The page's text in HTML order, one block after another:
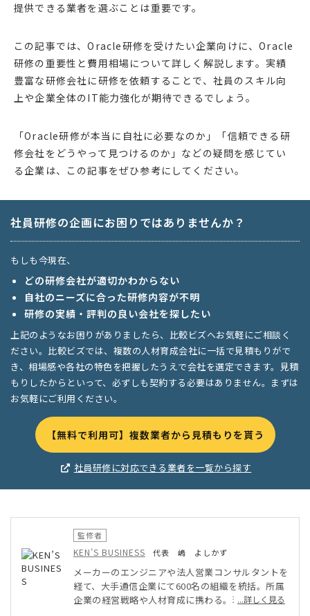
提供できる業者を選ぶことは重要です。
この記事では、Oracle研修を受けたい企業向けに、Oracle
研修の重要性と費用相場について詳しく解説します。実績
豊富な研修会社に研修を依頼することで、社員のスキル向
上や企業全体のIT能力強化が期待できるでしょう。
「Oracle研修が本当に自社に必要なのか」「信頼できる研
修会社をどうやって見つけるのか」などの疑問を感じてい
る企業は、この記事をぜひ参考にしてください。
社員研修の企画にお困りではありませんか？
もしも今現在、
どの研修会社が適切かわからない
自社のニーズに合った研修内容が不明
研修の実績・評判の良い会社を探したい
上記のようなお困りがありましたら、比較ビズへお気軽にご相談く
ださい。比較ビズでは、複数の人材育成会社に一括で見積もりがで
き、相場感や各社の特色を把握したうえで会社を選定できます。見積
もりしたからといって、必ずしも契約する必要はありません。まずは
お気軽にご利用ください。
【無料で利用可】複数業者から見積もりを貰う
社員研修に対応できる業者を一覧から探す
監修者
KEN’S BUSINESS 代表 嶋 よしかず
メーカーのエンジニアや法人営業コンサルタントを
経て、大手通信企業にて600名の組織を統括。所属
企業の経営戦略や人材育成に携わる。現在はフリー
...詳しく見る